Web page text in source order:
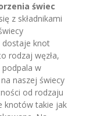
świec
z składnikami
dostaje knot
rodzaj węzła,
w
naszej świecy
od rodzaju
knotów takie jak